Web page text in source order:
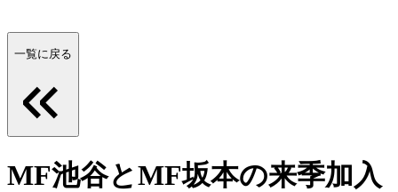
一覧に戻る
MF池谷とMF坂本の来季加入